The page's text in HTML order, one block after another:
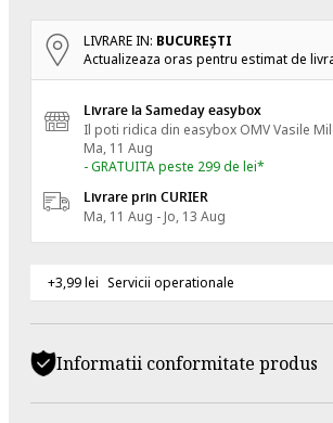
LIVRARE IN: BUCUREŞTI
Actualizeaza oras pentru estimat de
Livrare la Sameday easybox
Il poti ridica din easybox OMV Vasile
Ma, 11 Aug
- GRATUITA peste 299 de lei*
Livrare prin CURIER
Ma, 11 Aug - Jo, 13 Aug
+3,99 lei Servicii operationale
Informatii conformitate produs